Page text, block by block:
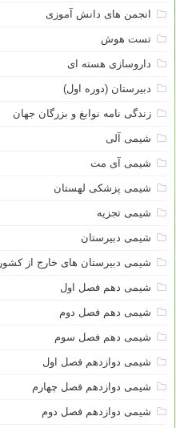
انجمن های دانش آموزی
تست هوش
داروسازی هسته ای
دبیرستان (دوره اول)
زندگی نامه نوابغ و بزرگان جهان
شیمی آلی
شیمی آی مت
شیمی پزشکی لهستان
شیمی تجزیه
شیمی دبیرستان
شیمی دبیرستان های خارج از کشور
شیمی دهم فصل اول
شیمی دهم فصل دوم
شیمی دهم فصل سوم
شیمی دوازدهم فصل اول
شیمی دوازدهم فصل چهارم
شیمی دوازدهم فصل دوم